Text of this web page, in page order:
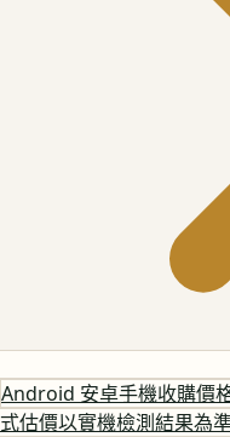
Android 安卓手機收購價
式估價以實機檢測結果為